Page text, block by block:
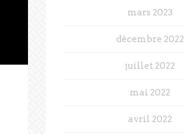
mars 2023
décembre 2022
juillet 2022
mai 2022
avril 2022